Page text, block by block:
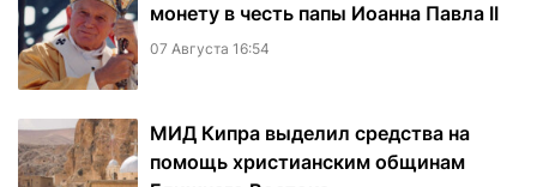
монету в честь папы Иоанна Павла II
07 Августа 16:54
МИД Кипра выделил средства на
помощь христианским общинам